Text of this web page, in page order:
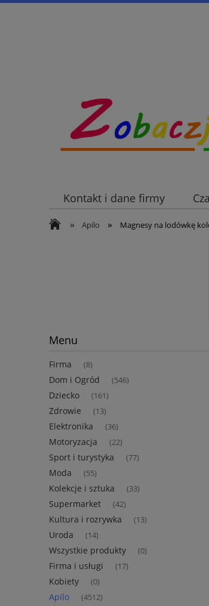
Kontakt i dane firmy
» Apilo » Magnesy na lodówkę
Menu
Firma (8)
Dom i Ogród (546)
Dziecko (161)
Zdrowie (13)
Elektronika (36)
Motoryzacja (22)
Sport i turystyka (77)
Moda (55)
Kolekcje i sztuka (33)
Supermarket (42)
Kultura i rozrywka (13)
Uroda (14)
Wszystkie produkty (0)
Firma i usługi (17)
Kobiety (0)
Apilo (4512)